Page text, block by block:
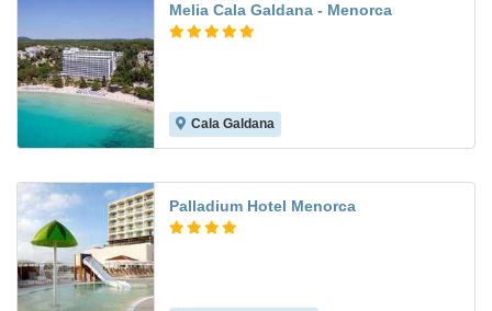
Melia Cala Galdana - Menorca
Cala Galdana
Palladium Hotel Menorca